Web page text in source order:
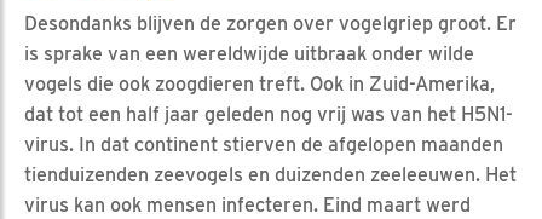
Desondanks blijven de zorgen over vogelgriep groot. Er
is sprake van een wereldwijde uitbraak onder wilde
vogels die ook zoogdieren treft. Ook in Zuid-Amerika,
dat tot een half jaar geleden nog vrij was van het H5N1-
virus. In dat continent stierven de afgelopen maanden
tienduizenden zeevogels en duizenden zeeleeuwen. Het
virus kan ook mensen infecteren. Eind maart werd